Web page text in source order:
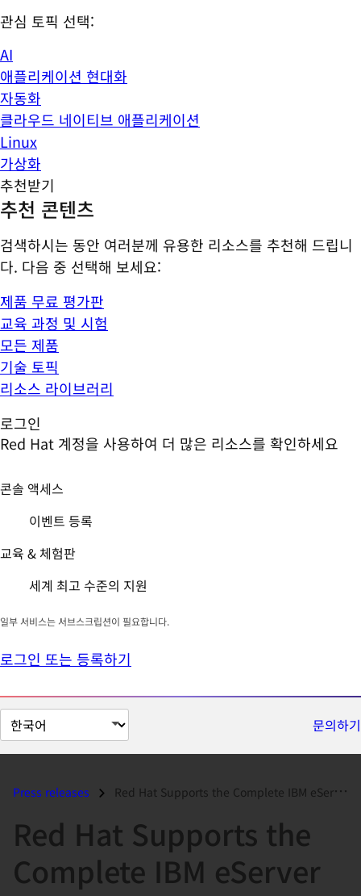
관심 토픽 선택:
AI
애플리케이션 현대화
자동화
클라우드 네이티브 애플리케이션
Linux
가상화
추천받기
추천 콘텐츠
검색하시는 동안 여러분께 유용한 리소스를 추천해 드립니
다. 다음 중 선택해 보세요:
제품 무료 평가판
교육 과정 및 시험
모든 제품
기술 토픽
리소스 라이브러리
로그인
Red Hat 계정을 사용하여 더 많은 리소스를 확인하세요
콘솔 액세스
이벤트 등록
교육 & 체험판
세계 최고 수준의 지원
일부 서비스는 서브스크립션이 필요합니다.
로그인 또는 등록하기
페
이
문의하기
Press releases Red Hat Supports the Complete IBM eServer Line for the Next Phase of e...
Red Hat Supports the
Complete IBM eServer